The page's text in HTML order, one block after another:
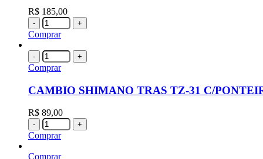
R$ 185,00
- +
Comprar
- +
Comprar
CAMBIO SHIMANO TRAS TZ-31 C/
R$ 89,00
- +
Comprar
Comprar